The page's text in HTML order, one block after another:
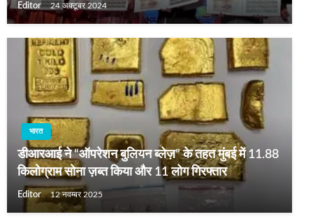
Editor 24 अक्टूबर 2024
भारत
डीआरआई ने “ऑपरेशन बुलियन ब्लेज़” के तहत मुंबई में 11.88
किलोग्राम सोना ज़ब्त किया और 11 लोग गिरफ्तार
Editor 12 नवम्बर 2025